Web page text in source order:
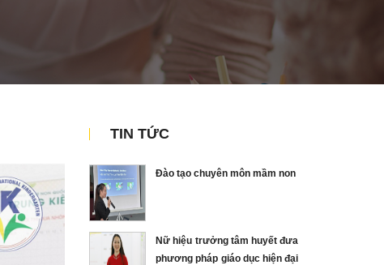
TIN TỨC
Đào tạo chuyên môn mầm non
Nữ hiệu trưởng tâm huyết đưa
phương pháp giáo dục hiện đại